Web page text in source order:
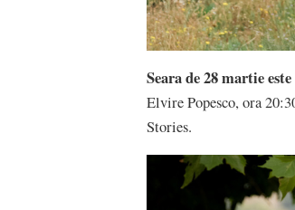
Seara de 28 martie
Elvire Popesco, ora
Stories.